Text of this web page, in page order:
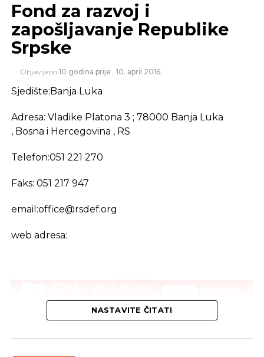
Fond za razvoj i
zapošljavanje Republike
Srpske
Objavljeno 10 godina prije 10. april 2016.
Sjedište:Banja Luka
Adresa: Vladike Platona 3 ; 78000 Banja Luka
, Bosna i Hercegovina , RS
Telefon:051 221 270
Faks: 051 217 947
email:office@rsdef.org
web adresa:
NASTAVITE ČITATI